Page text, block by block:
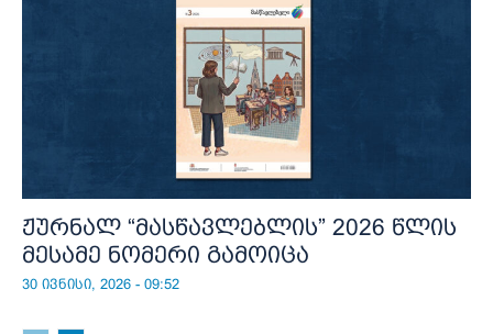
ჟურნალ “მასწავლებლის” 2026 წლის
მესამე ნომერი გამოიცა
30 ივნისი, 2026 - 09:52